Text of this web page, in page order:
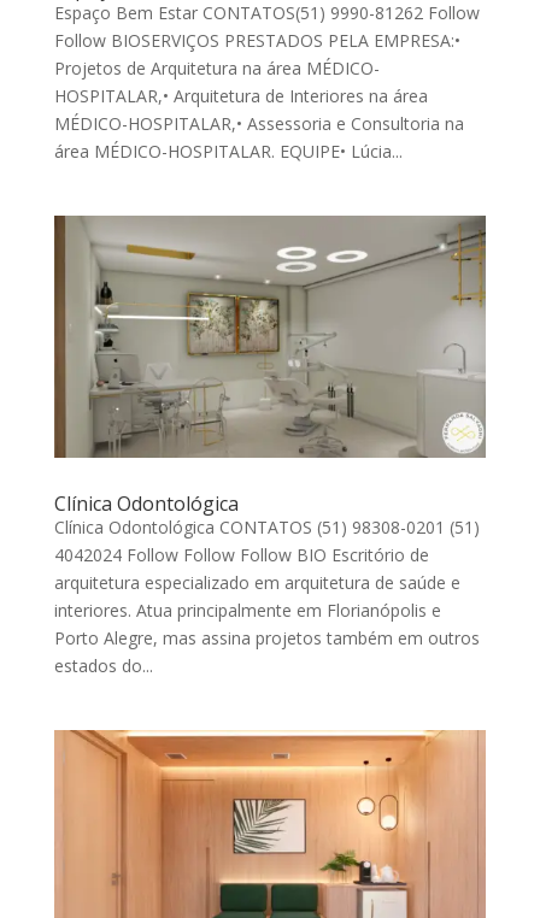
Espaço Bem Estar CONTATOS(51) 9990-81262 Follow
Follow BIOSERVIÇOS PRESTADOS PELA EMPRESA:•
Projetos de Arquitetura na área MÉDICO-
HOSPITALAR,• Arquitetura de Interiores na área
MÉDICO-HOSPITALAR,• Assessoria e Consultoria na
área MÉDICO-HOSPITALAR. EQUIPE• Lúcia...
Clínica Odontológica
Clínica Odontológica CONTATOS (51) 98308-0201 (51)
4042024 Follow Follow Follow BIO Escritório de
arquitetura especializado em arquitetura de saúde e
interiores. Atua principalmente em Florianópolis e
Porto Alegre, mas assina projetos também em outros
estados do...